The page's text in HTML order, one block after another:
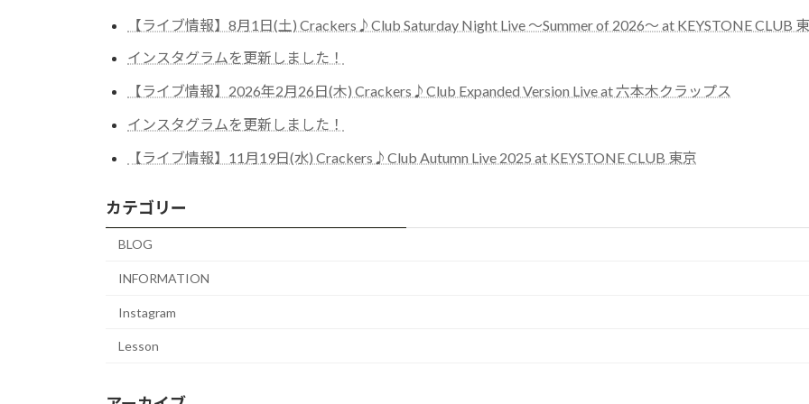
【ライブ情報】8月1日(土) Crackers♪Club Saturday Night Live ～Summer of 2026～ at KEYSTONE CLUB
インスタグラムを更新しました！
【ライブ情報】2026年2月26日(木) Crackers♪Club Expanded Version Live at 六本木クラップス
インスタグラムを更新しました！
【ライブ情報】11月19日(水) Crackers♪Club Autumn Live 2025 at KEYSTONE CLUB 東京
カテゴリー
BLOG
INFORMATION
Instagram
Lesson